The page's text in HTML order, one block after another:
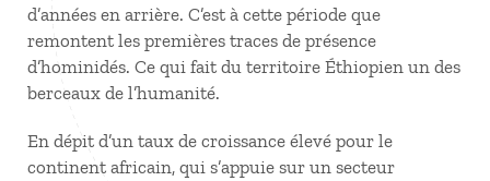
d’années en arrière. C’est à cette période que
remontent les premières traces de présence
d’hominidés. Ce qui fait du territoire Éthiopien un des
berceaux de l’humanité.
En dépit d’un taux de croissance élevé pour le
continent africain, qui s’appuie sur un secteur